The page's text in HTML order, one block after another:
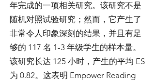
年完成的一项相关研究。该研究不是
随机对照试验研究；然而，它产生了
非常令人印象深刻的结果，并且有足
够的 117 名 1-3 年级学生的样本量。
该研究长达 125 小时，产生的平均 ES
为 0.82。这表明 Empower Reading